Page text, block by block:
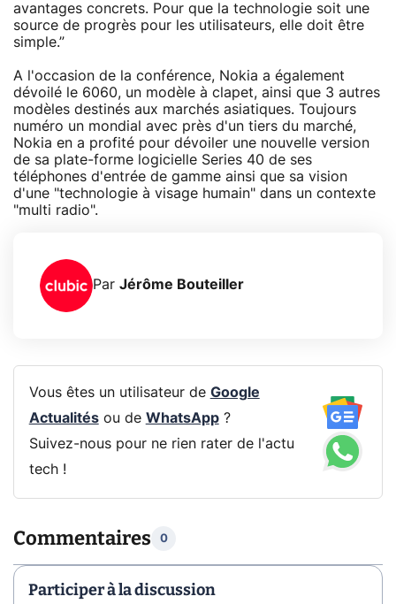
avantages concrets. Pour que la technologie soit une
source de progrès pour les utilisateurs, elle doit être
simple.”
A l'occasion de la conférence, Nokia a également
dévoilé le 6060, un modèle à clapet, ainsi que 3 autres
modèles destinés aux marchés asiatiques. Toujours
numéro un mondial avec près d'un tiers du marché,
Nokia en a profité pour dévoiler une nouvelle version
de sa plate-forme logicielle Series 40 de ses
téléphones d'entrée de gamme ainsi que sa vision
d'une "technologie à visage humain" dans un contexte
"multi radio".
Par Jérôme Bouteiller
Vous êtes un utilisateur de Google
Actualitésou de WhatsApp?
Suivez-nous pour ne rien rater de l'actu
tech !
Commentaires 0
Participer à la discussion